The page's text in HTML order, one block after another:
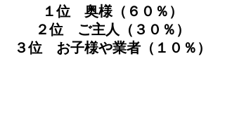
１位　奥様（６０％）
２位　ご主人（３０％）
３位　お子様や業者（１０％）